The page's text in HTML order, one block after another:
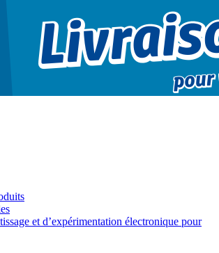
et d’expérimentation électronique pour